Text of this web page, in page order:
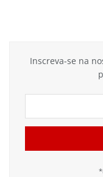
Inscreva-se na